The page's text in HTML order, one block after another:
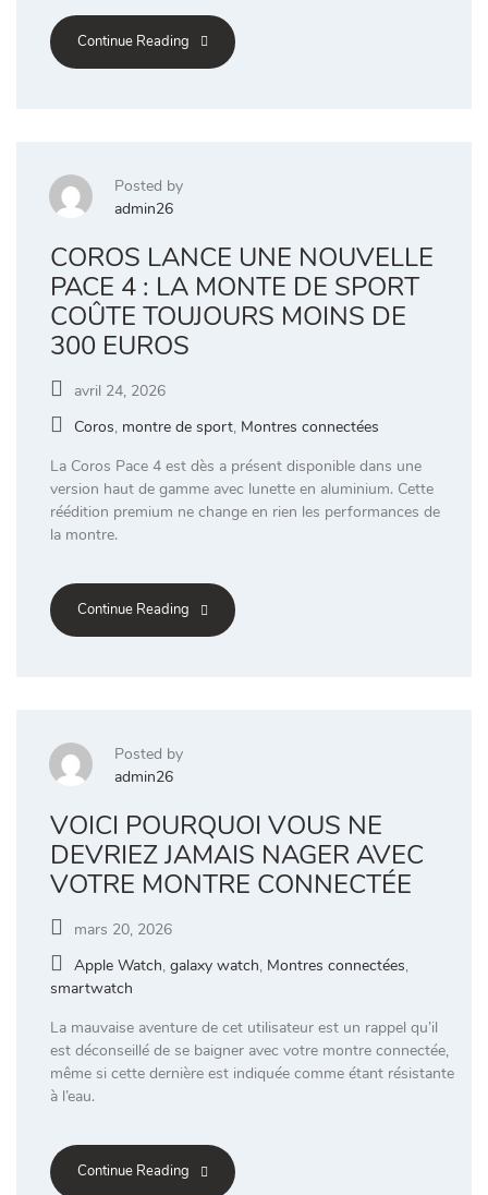
Continue Reading
Posted by
admin26
COROS LANCE UNE NOUVELLE
PACE 4 : LA MONTE DE SPORT
COÛTE TOUJOURS MOINS DE
300 EUROS
avril 24, 2026
Coros, montre de sport, Montres connectées
La Coros Pace 4 est dès a présent disponible dans une
version haut de gamme avec lunette en aluminium. Cette
réédition premium ne change en rien les performances de
la montre.
Continue Reading
Posted by
admin26
VOICI POURQUOI VOUS NE
DEVRIEZ JAMAIS NAGER AVEC
VOTRE MONTRE CONNECTÉE
mars 20, 2026
Apple Watch, galaxy watch, Montres connectées,
smartwatch
La mauvaise aventure de cet utilisateur est un rappel qu’il
est déconseillé de se baigner avec votre montre connectée,
même si cette dernière est indiquée comme étant résistante
à l’eau.
Continue Reading